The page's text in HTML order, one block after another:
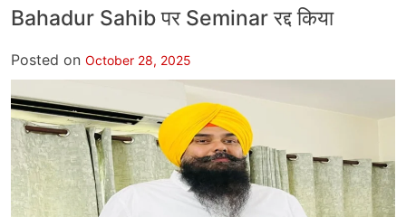
Bahadur Sahib पर Seminar रद्द किया
Posted on October 28, 2025